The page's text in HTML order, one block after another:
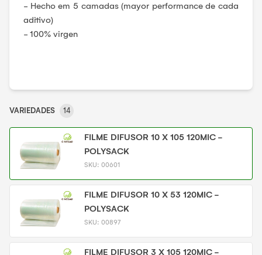
- Hecho em 5 camadas (mayor performance de cada
aditivo)
- 100% virgen
VARIEDADES 14
FILME DIFUSOR 10 X 105 120MIC -
POLYSACK
SKU: 00601
FILME DIFUSOR 10 X 53 120MIC -
POLYSACK
SKU: 00897
FILME DIFUSOR 3 X 105 120MIC -